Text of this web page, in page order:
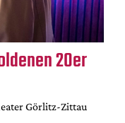
20er
Görlitz-Zittau